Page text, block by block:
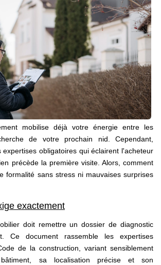
Nous Rejoindre
Nos Actualités
CONTACT
mobilise déjà votre énergie entre les
de votre prochain nid. Cependant,
expertises obligatoires qui éclairent l'acheteur
précède la première visite. Alors, comment
formalité sans stress ni mauvaises surprises
exactement
doit remettre un dossier de diagnostic
Ce document rassemble les expertises
de la construction, variant sensiblement
sa localisation précise et son